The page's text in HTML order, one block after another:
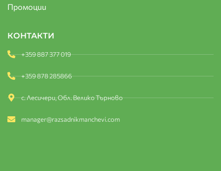
Промоции
КОНТАКТИ
+359 887 377 019
+359 878 285866
с. Лесичери, Обл. Велико Търново
manager@razsadnikmanchevi.com